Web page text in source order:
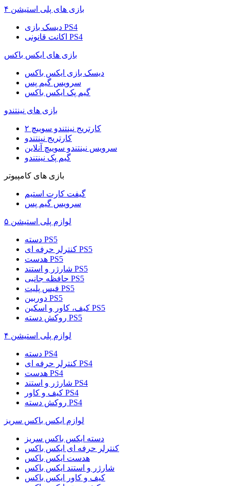
بازی های پلی استیشن ۴
دیسک بازی PS4
اکانت قانونی PS4
بازی های ایکس باکس
دیسک بازی ایکس باکس
سرویس گیم پس
گیم پک ایکس باکس
بازی های نینتندو
کارتریج نینتندو سوییچ ۲
کارتریج نینتندو
سرویس نینتندو سوییچ آنلاین
گیم پک نینتندو
بازی های کامپیوتر
گیفت کارت استیم
سرویس گیم پس
لوازم پلی استیشن ۵
دسته PS5
کنترلر حرفه ای PS5
هدست PS5
شارژر و استند PS5
حافظه جانبی PS5
فیس پلیت PS5
دوربین PS5
کیف، کاور و اسکین PS5
روکش دسته PS5
لوازم پلی استیشن ۴
دسته PS4
کنترلر حرفه ای PS4
هدست PS4
شارژر و استند PS4
کیف و کاور PS4
روکش دسته PS4
لوازم ایکس باکس سریز
دسته ایکس باکس سریز
کنترلر حرفه ای ایکس باکس
هدست ایکس باکس
شارژر و استند ایکس باکس
کیف و کاور ایکس باکس